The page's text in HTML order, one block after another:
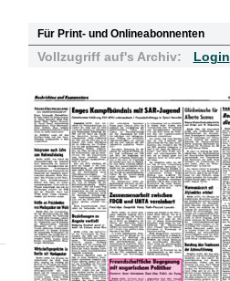
Für Print- und Onlineabonnenten
Vollzugriff auf's Archiv: Login